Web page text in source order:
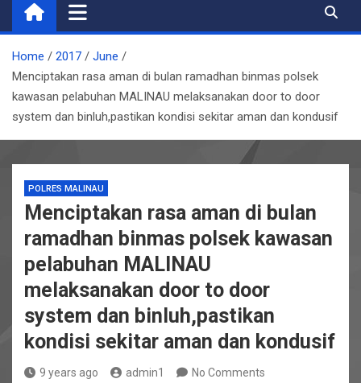
Home 2017
June
Menciptakan rasa aman di bulan ramadhan binmas polsek
kawasan pelabuhan MALINAU melaksanakan door to door
system dan binluh,pastikan kondisi sekitar aman dan kondusif
POLRES MALINAU
Menciptakan rasa aman di bulan
ramadhan binmas polsek kawasan
pelabuhan MALINAU
melaksanakan door to door
system dan binluh,pastikan
kondisi sekitar aman dan kondusif
9 years ago admin1 No Comments